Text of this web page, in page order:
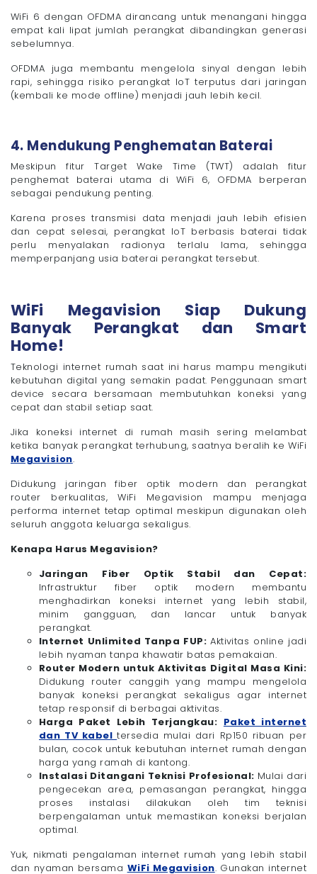
WiFi 6 dengan OFDMA dirancang untuk menangani hingga
empat kali lipat jumlah perangkat dibandingkan generasi
sebelumnya.
OFDMA juga membantu mengelola sinyal dengan lebih
rapi, sehingga risiko perangkat IoT terputus dari jaringan
(kembali ke mode offline) menjadi jauh lebih kecil.
4. Mendukung Penghematan Baterai
Meskipun fitur Target Wake Time (TWT) adalah fitur
penghemat baterai utama di WiFi 6, OFDMA berperan
sebagai pendukung penting.
Karena proses transmisi data menjadi jauh lebih efisien
dan cepat selesai, perangkat IoT berbasis baterai tidak
perlu menyalakan radionya terlalu lama, sehingga
memperpanjang usia baterai perangkat tersebut.
WiFi Megavision Siap Dukung
Banyak Perangkat dan Smart
Home!
Teknologi internet rumah saat ini harus mampu mengikuti
kebutuhan digital yang semakin padat. Penggunaan smart
device secara bersamaan membutuhkan koneksi yang
cepat dan stabil setiap saat.
Jika koneksi internet di rumah masih sering melambat
ketika banyak perangkat terhubung, saatnya beralih ke WiFi
Megavision.
Didukung jaringan fiber optik modern dan perangkat
router berkualitas, WiFi Megavision mampu menjaga
performa internet tetap optimal meskipun digunakan oleh
seluruh anggota keluarga sekaligus.
Kenapa Harus Megavision?
Jaringan Fiber Optik Stabil dan Cepat:
Infrastruktur fiber optik modern membantu
menghadirkan koneksi internet yang lebih stabil,
minim gangguan, dan lancar untuk banyak
perangkat.
Internet Unlimited Tanpa FUP:Aktivitas online jadi
lebih nyaman tanpa khawatir batas pemakaian.
Router Modern untuk Aktivitas Digital Masa Kini:
Didukung router canggih yang mampu mengelola
banyak koneksi perangkat sekaligus agar internet
tetap responsif di berbagai aktivitas.
Harga Paket Lebih Terjangkau: Paket internet
dan TV kabeltersedia mulai dari Rp150 ribuan per
bulan, cocok untuk kebutuhan internet rumah dengan
harga yang ramah di kantong.
Instalasi Ditangani Teknisi Profesional: Mulai dari
pengecekan area, pemasangan perangkat, hingga
proses instalasi dilakukan oleh tim teknisi
berpengalaman untuk memastikan koneksi berjalan
optimal.
Yuk, nikmati pengalaman internet rumah yang lebih stabil
dan nyaman bersama WiFi Megavision. Gunakan internet